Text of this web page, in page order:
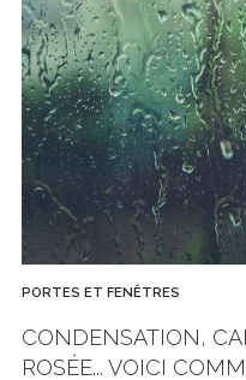
PORTES ET FENÊTRES
CONDENSATION,
ROSÉE... VOICI